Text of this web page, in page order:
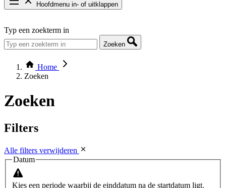
Hoofdmenu in- of uitklappen
Thema COVID-19
Bekijk per bestuursorgaan
Typ een zoekterm in
Zoeken
Home
Zoeken
Zoeken
Filters
Alle filters verwijderen
Datum
Kies een periode waarbij de einddatum na de startdatum ligt.